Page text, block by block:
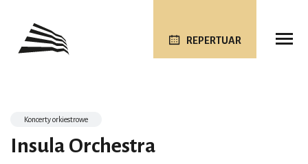
REPERTUAR
Koncerty orkiestrowe
Insula Orchestra